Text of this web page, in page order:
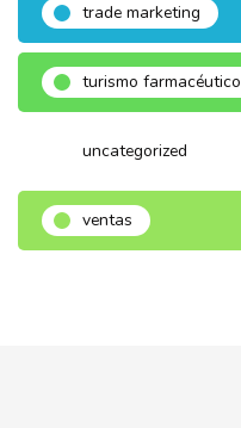
trade marketing
turismo farmacéutico
uncategorized
ventas